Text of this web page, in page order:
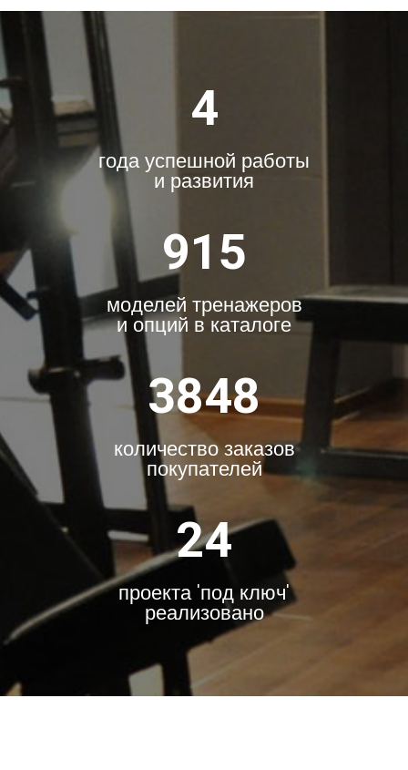
4
года успешной работы
и развития
915
моделей тренажеров
и опций в каталоге
3848
количество заказов
покупателей
24
проекта 'под ключ'
реализовано